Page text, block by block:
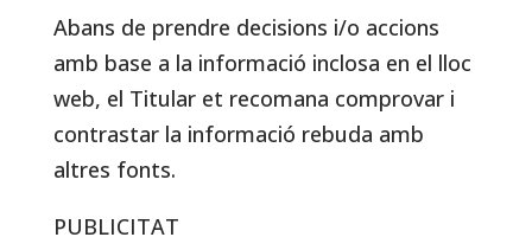
Abans de prendre decisions i/o accions
amb base a la informació inclosa en el lloc
web, el Titular et recomana comprovar i
contrastar la informació rebuda amb
altres fonts.
PUBLICITAT